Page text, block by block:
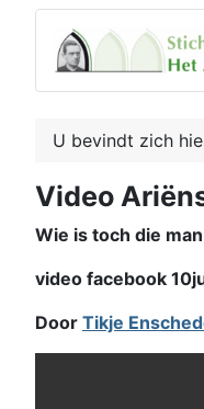
U bevindt zich
Video
Wie is toch die
video facebook
Door Tikje